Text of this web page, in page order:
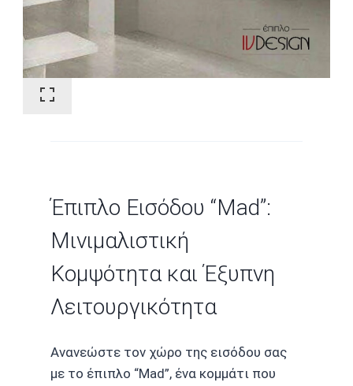
Έπιπλο Εισόδου “Mad”:
Μινιμαλιστική
Κομψότητα και Έξυπνη
Λειτουργικότητα
Ανανεώστε τον χώρο της εισόδου σας
με το έπιπλο “Mad”, ένα κομμάτι που